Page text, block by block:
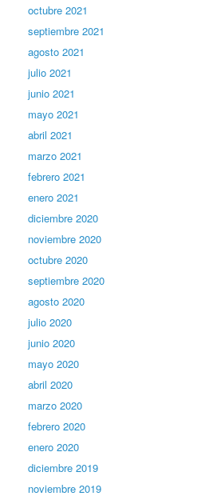
octubre 2021
septiembre 2021
agosto 2021
julio 2021
junio 2021
mayo 2021
abril 2021
marzo 2021
febrero 2021
enero 2021
diciembre 2020
noviembre 2020
octubre 2020
septiembre 2020
agosto 2020
julio 2020
junio 2020
mayo 2020
abril 2020
marzo 2020
febrero 2020
enero 2020
diciembre 2019
noviembre 2019